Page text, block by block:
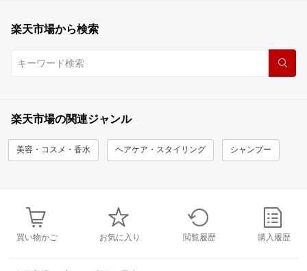
楽天市場から検索
楽天市場の関連ジャンル
美容・コスメ・香水 ヘアケア・スタイリング シャンプー
買い物かご お気に入り 閲覧履歴 購入履歴